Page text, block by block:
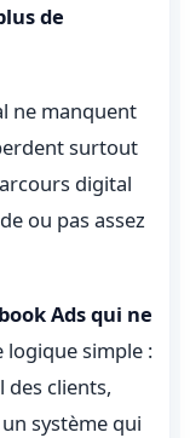
de
ne manquent
surtout
digital
ou pas assez
Ads qui ne
logique simple :
clients,
système qui